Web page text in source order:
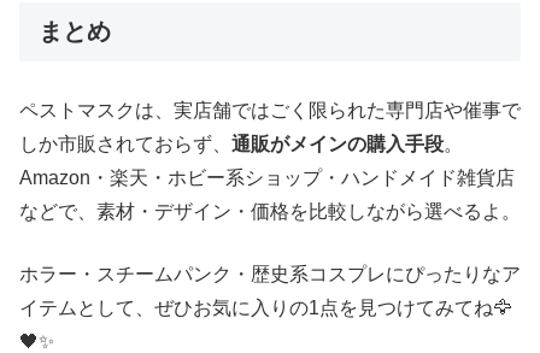
まとめ
ペストマスクは、実店舗ではごく限られた専門店や催事で
しか市販されておらず、 通販がメインの購入手段。
Amazon・楽天・ホビー系ショップ・ハンドメイド雑貨店
などで、素材・デザイン・価格を比較しながら選べるよ。
ホラー・スチームパンク・歴史系コスプレにぴったりなア
イテムとして、ぜひお気に入りの1点を見つけてみてね🦅
🖤✨